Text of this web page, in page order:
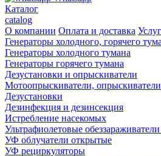
Каталог
catalog
О компании Оплата и доставка
Генераторы холодного, горячего
Генераторы холодного тумана
Генераторы горячего тумана
Дезустановки и опрыскиватели
Мотоопрыскиватели, опрыскиватели
Дезустановки
Дезинфекция и дезинсекция
Истребление насекомых
Ультрафиолетовые
УФ облучатели открытые
УФ рециркуляторы